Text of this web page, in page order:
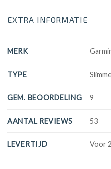
EXTRA INFORMATIE
MERK
TYPE
GEM. BEOORDELING 9
AANTAL REVIEWS 53
LEVERTIJD Voor